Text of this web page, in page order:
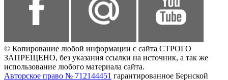
© Копирование любой информации с сайта СТРОГО
ЗАПРЕЩЕНО, без указания ссылки на источник, а так же
использование любого материала сайта.
Авторское право № 712144451 гарантированное Бернской